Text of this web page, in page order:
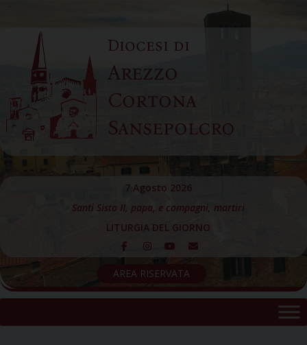
content
Diocesi di
Arezzo
Cortona
Sansepolcro
7 Agosto 2026
Santi Sisto II, papa, e compagni, martiri
LITURGIA DEL GIORNO
AREA RISERVATA